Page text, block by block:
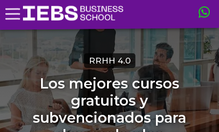
RRHH 4.0
Los mejores cursos
gratuitos y
subvencionados para